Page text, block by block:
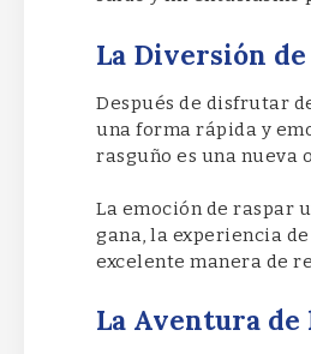
La Diversión
Después de disfrutar
una forma rápida y
rasguño es una nueva
La emoción de raspar
gana, la experiencia
excelente manera de
La Aventura de